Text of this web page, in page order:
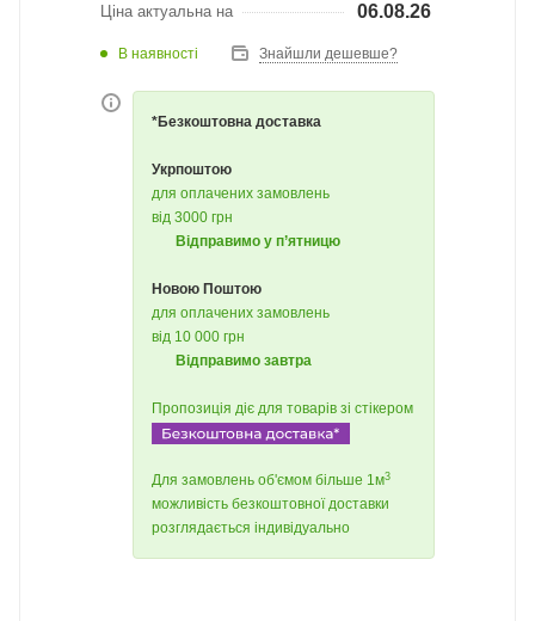
Ціна актуальна на 06.08.26
В наявності Знайшли дешевше?
*Безкоштовна доставка
Укрпоштою
для оплачених замовлень
від 3000 грн
Відправимо у п’ятницю
Новою Поштою
для оплачених замовлень
від 10 000 грн
Відправимо завтра
Пропозиція діє для товарів зі стікером
Для замовлень об'ємом більше 1м3
можливість безкоштовної доставки
розглядається індивідуально